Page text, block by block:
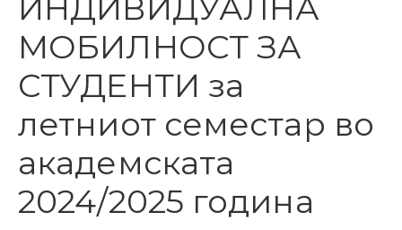
ИНДИВИДУАЛНА
МОБИЛНОСТ ЗА
СТУДЕНТИ за
летниот семестар во
академската
2024/2025 година